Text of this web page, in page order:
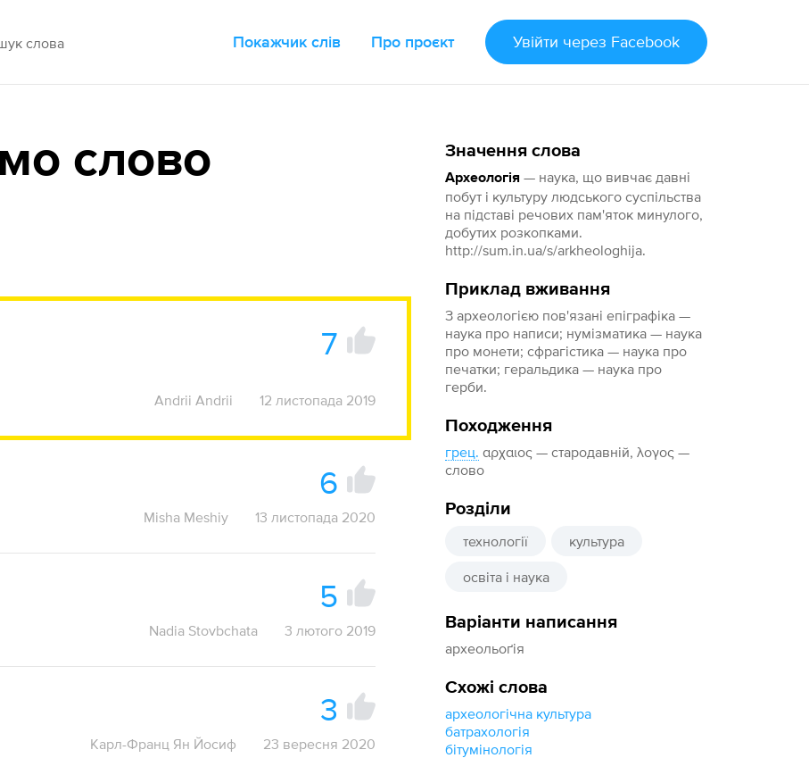
Покажчик слів Про проєкт Увійти через Facebook
Значення слова
Археологія — наука, що вивчає давні
побут і культуру людського суспільства
на підставі речових пам'яток минулого,
добутих розкопками.
http://sum.in.ua/s/arkheologhija.
Приклад вживання
З археологією пов'язані епіграфіка —
наука про написи; нумізматика — наука
про монети; сфрагістика — наука про
печатки; геральдика — наука про
герби.
Походження
грец. αρχαιος — стародавній, λογος —
слово
Розділи
технології культура
освіта і наука
Варіанти написання
археольоґія
Схожі слова
археологічна культура
батрахологія
бітумінологія
слово
7
Andrii Andrii 12 листопада 2019
6
Misha Meshiy 13 листопада 2020
5
Nadia Stovbchata 3 лютого 2019
3
Карл-Франц Ян Йосиф 23 вересня 2020